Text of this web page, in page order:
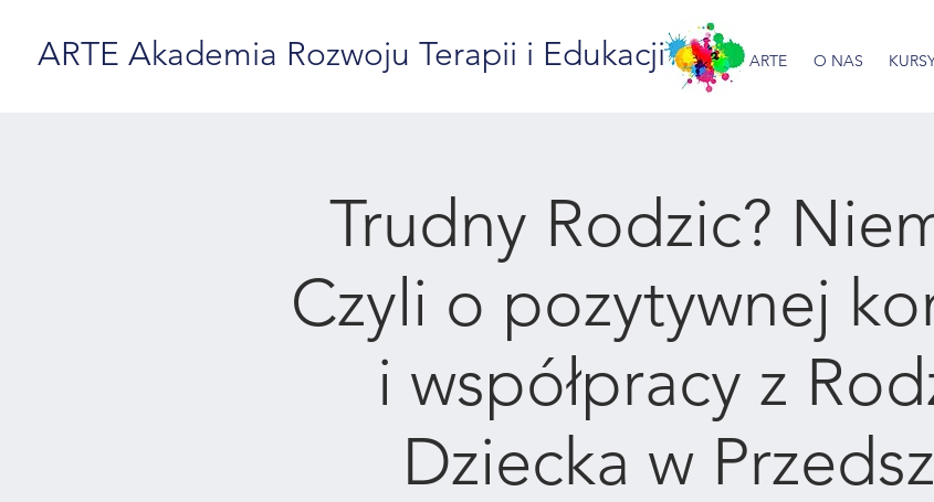
ARTE Akademia Rozwoju Terapii i Edukacji ARTE O NAS
Trudny Rodzic?
Czyli o pozytywnej
i współpracy z
Dziecka w